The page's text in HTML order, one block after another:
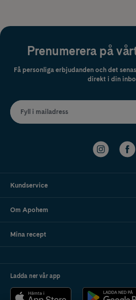
Prenumerera på
Få personliga erbjudanden och det
direkt i din
Fyll i mailadress
Kundservice
Om Apohem
Mina recept
Ladda ner vår app